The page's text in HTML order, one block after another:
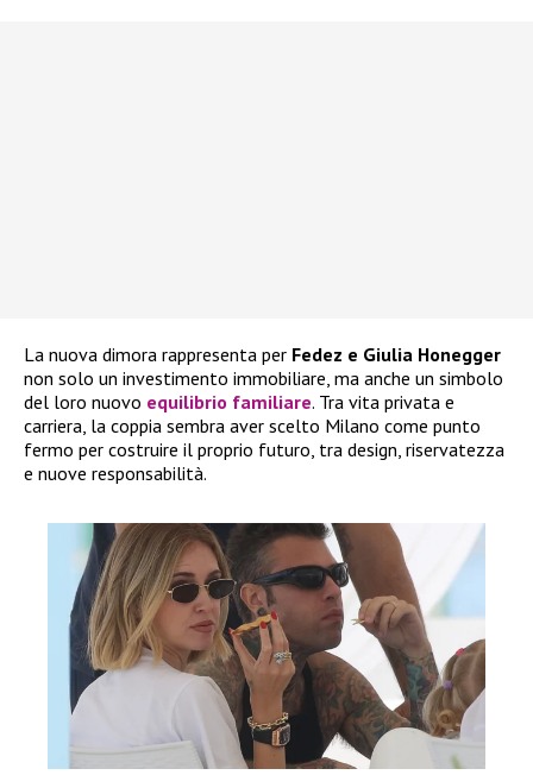
La nuova dimora rappresenta per Fedez e Giulia Honegger
non solo un investimento immobiliare, ma anche un simbolo
del loro nuovo equilibrio familiare. Tra vita privata e
carriera, la coppia sembra aver scelto Milano come punto
fermo per costruire il proprio futuro, tra design, riservatezza
e nuove responsabilità.